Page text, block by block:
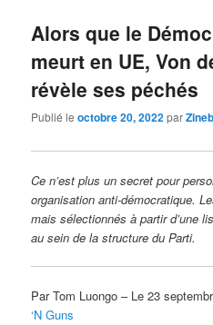
Alors que le
meurt en UE, Von
révèle ses péchés
Publié leoctobre 20, 2022parZineb
Ce n’est plus un secret pour
organisation anti-démocratique.
mais sélectionnés à partir d’une
au sein de la structure du Parti.
Par Tom Luongo – Le 23
‘N Guns